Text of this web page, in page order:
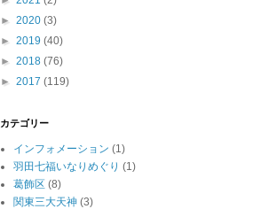
► 2020 (3)
► 2019 (40)
► 2018 (76)
► 2017 (119)
カテゴリー
インフォメーション (1)
羽田七福いなりめぐり (1)
葛飾区 (8)
関東三大天神 (3)